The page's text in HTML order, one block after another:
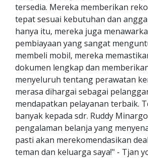
tersedia. Mereka memberikan
tepat sesuai kebutuhan dan
hanya itu, mereka juga
pembiayaan yang sangat
membeli mobil, mereka
dokumen lengkap dan
menyeluruh tentang perawatan
merasa dihargai sebagai
mendapatkan pelayanan terbaik.
banyak kepada sdr. Ruddy
pengalaman belanja yang
pasti akan merekomendasikan
teman dan keluarga saya!" - Tjan